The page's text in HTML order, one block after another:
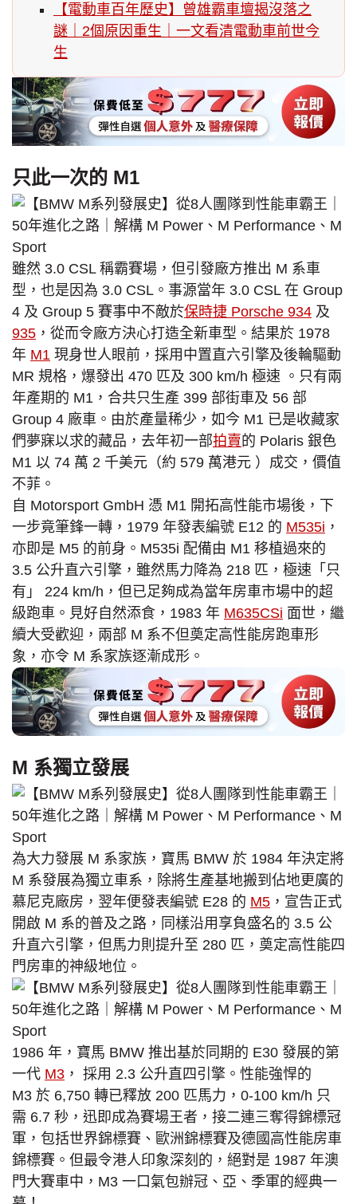
【電動車百年歷史】曾雄霸車壇揭沒落之
謎｜2個原因重生｜一文看清電動車前世今
生
只此一次的 M1
雖然 3.0 CSL 稱霸賽場，但引發廠方推出 M 系車
型，也是因為 3.0 CSL。事源當年 3.0 CSL 在 Group
4 及 Group 5 賽事中不敵於保時捷 Porsche 934 及
935 ，從而令廠方決心打造全新車型。結果於 1978
年 M1 現身世人眼前，採用中置直六引擎及後輪驅動
MR 規格，爆發出 470 匹及 300 km/h 極速 。只有兩
年產期的 M1，合共只生產 399 部街車及 56 部
Group 4 廠車。由於產量稀少，如今 M1 已是收藏家
們夢寐以求的藏品，去年初一部拍賣 的 Polaris 銀色
M1 以 74 萬 2 千美元（約 579 萬港元 ）成交，價值
不菲。
自 Motorsport GmbH 憑 M1 開拓高性能市場後，下
一步竟筆鋒一轉，1979 年發表編號 E12 的 M535i ，
亦即是 M5 的前身。M535i 配備由 M1 移植過來的
3.5 公升直六引擎，雖然馬力降為 218 匹，極速「只
有」 224 km/h，但已足夠成為當年房車市場中的超
級跑車。見好自然添食，1983 年 M635CSi 面世，繼
續大受歡迎，兩部 M 系不但奠定高性能房跑車形
象，亦令 M 系家族逐漸成形。
M 系獨立發展
為大力發展 M 系家族，寶馬 BMW 於 1984 年決定將
M 系發展為獨立車系，除將生產基地搬到佔地更廣的
慕尼克廠房，翌年便發表編號 E28 的 M5 ，宣告正式
開啟 M 系的普及之路，同樣沿用享負盛名的 3.5 公
升直六引擎，但馬力則提升至 280 匹，奠定高性能四
門房車的神級地位。
1986 年，寶馬 BMW 推出基於同期的 E30 發展的第
一代 M3 ， 採用 2.3 公升直四引擎。性能強悍的
M3 於 6,750 轉已釋放 200 匹馬力，0-100 km/h 只
需 6.7 秒，迅即成為賽場王者，接二連三奪得錦標冠
軍，包括世界錦標賽、歐洲錦標賽及德國高性能房車
錦標賽。但最令港人印象深刻的，絕對是 1987 年澳
門大賽車中，M3 一口氣包辦冠、亞、季軍的經典一